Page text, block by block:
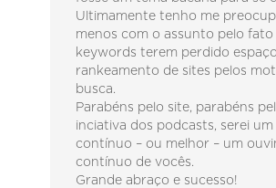
Ultimamente tenho me
menos com o assunto pelo fato
keywords terem perdido
rankeamento de sites pelos
busca.
Parabéns pelo site, parabéns
inciativa dos podcasts, serei
contínuo – ou melhor – um
contínuo de vocês.
Grande abraço e sucesso!